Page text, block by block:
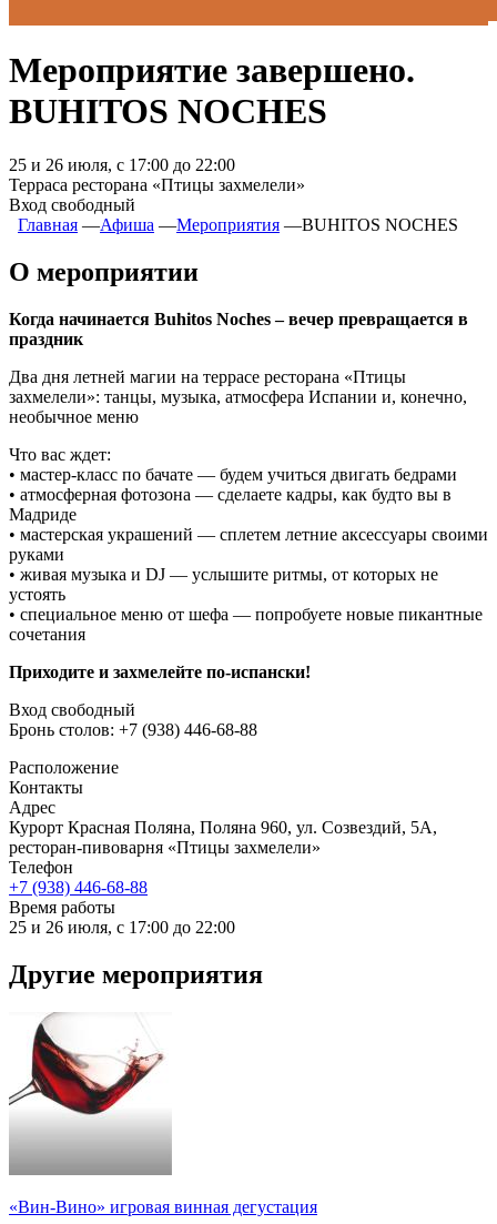
Мероприятие завершено.
BUHITOS NOCHES
25 и 26 июля, с 17:00 до 22:00
Терраса ресторана «Птицы захмелели»
Вход свободный
Главная ―Афиша ―Мероприятия ―BUHITOS NOCHES
О мероприятии
Когда начинается Buhitos Noches – вечер превращается в
праздник
Два дня летней магии на террасе ресторана «Птицы
захмелели»: танцы, музыка, атмосфера Испании и, конечно,
необычное меню
Что вас ждет:
• мастер-класс по бачате — будем учиться двигать бедрами
• атмосферная фотозона — сделаете кадры, как будто вы в
Мадриде
• мастерская украшений — сплетем летние аксессуары своими
руками
• живая музыка и DJ — услышите ритмы, от которых не
устоять
• специальное меню от шефа — попробуете новые пикантные
сочетания
Приходите и захмелейте по-испански!
Вход свободный
Бронь столов: +7 (938) 446-68-88
Расположение
Контакты
Адрес
Курорт Красная Поляна, Поляна 960, ул. Созвездий, 5А,
ресторан-пивоварня «Птицы захмелели»
Телефон
+7 (938) 446-68-88
Время работы
25 и 26 июля, с 17:00 до 22:00
Другие мероприятия
«Вин-Вино» игровая винная дегустация